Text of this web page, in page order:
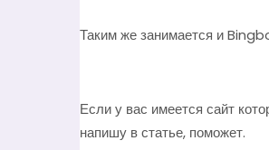
Таким же занимается и
Если у вас имеется сайт
напишу в статье, поможет.